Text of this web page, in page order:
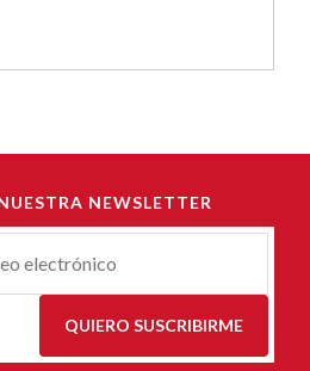
NEWSLETTER
QUIERO SUSCRIBIRME